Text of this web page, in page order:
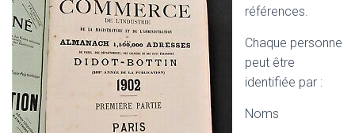
références.
Chaque personne
peut être
identifiée par :
Noms